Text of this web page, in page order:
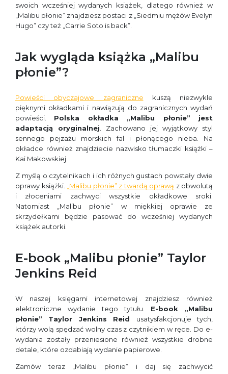
swoich wcześniej wydanych książek, dlatego również w
„Malibu płonie” znajdziesz postaci z „Siedmiu mężów Evelyn
Hugo” czy też „Carrie Soto is back”.
Jak wygląda książka „Malibu
płonie”?
Powieści obyczajowe zagraniczne kuszą niezwykle
pięknymi okładkami i nawiązują do zagranicznych wydań
powieści. Polska okładka „Malibu płonie” jest
adaptacją oryginalnej. Zachowano jej wyjątkowy styl
sennego pejzażu morskich fal i płonącego nieba. Na
okładce również znajdziecie nazwisko tłumaczki książki –
Kai Makowskiej.
Z myślą o czytelnikach i ich różnych gustach powstały dwie
oprawy książki. „Malibu płonie” z twardą oprawą z obwolutą
i złoceniami zachwyci wszystkie okładkowe sroki.
Natomiast „Malibu płonie” w miękkiej oprawie ze
skrzydełkami będzie pasować do wcześniej wydanych
książek autorki.
E-book „Malibu płonie” Taylor
Jenkins Reid
W naszej księgarni internetowej znajdziesz również
elektroniczne wydanie tego tytułu. E-book „Malibu
płonie” Taylor Jenkins Reid usatysfakcjonuje tych,
którzy wolą spędzać wolny czas z czytnikiem w ręce. Do e-
wydania zostały przeniesione również wszystkie drobne
detale, które ozdabiają wydanie papierowe.
Zamów teraz „Malibu płonie” i daj się zachwycić